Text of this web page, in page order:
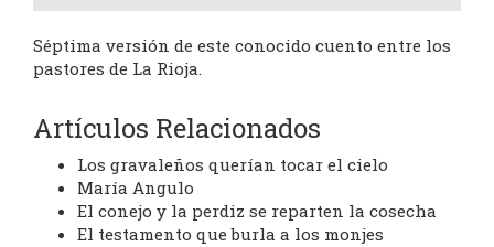
Séptima versión de este conocido cuento entre los
pastores de La Rioja.
Artículos Relacionados
Los gravaleños querían tocar el cielo
María Angulo
El conejo y la perdiz se reparten la cosecha
El testamento que burla a los monjes